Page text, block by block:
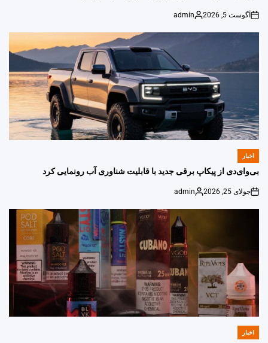
on
آگوست 5, 2026
Posted
admin
POSTED
اخبار
بی‌وای‌دی از پیکاپ برقی جدید با قابلیت شناوری آب رونمایی کرد
on
جولای 25, 2026
Posted
admin
POSTED
اخبار